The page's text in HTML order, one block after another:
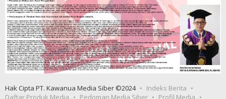
Hak Cipta PT. Kawanua Media Siber ©2024
Indeks Berita
Daftar Produk Media
Pedoman Media Siber Profil Media